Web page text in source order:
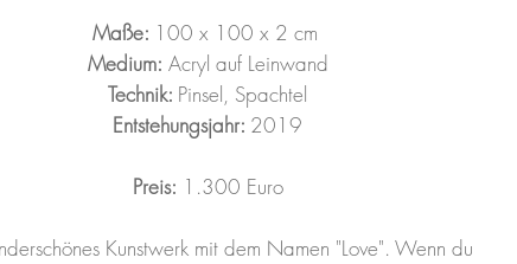
Maße: 100 x 100 x 2 cm
Medium: Acryl auf Leinwand
Technik: Pinsel, Spachtel
Entstehungsjahr: 2019
Preis: 1.300 Euro
Kunstwerk mit dem Namen "Love". Wenn du